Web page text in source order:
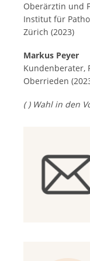
Oberärztin und
Institut für
Zürich (2023)
Markus Peyer
Kundenberater,
Oberrieden
( ) Wahl in den